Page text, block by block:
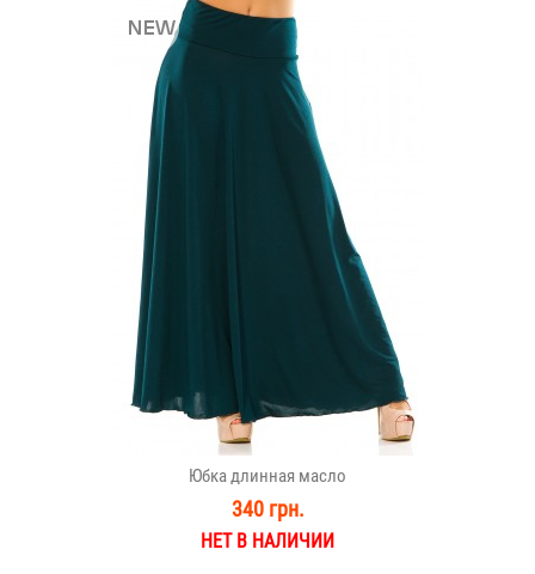
Юбка длинная масло
340 грн.
НЕТ В НАЛИЧИИ